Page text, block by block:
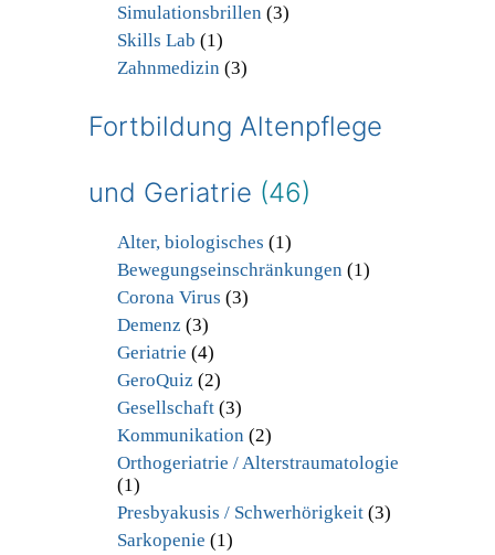
Simulationsbrillen (3)
Skills Lab (1)
Zahnmedizin (3)
Fortbildung Altenpflege
und Geriatrie (46)
Alter, biologisches (1)
Bewegungseinschränkungen (1)
Corona Virus (3)
Demenz (3)
Geriatrie (4)
GeroQuiz (2)
Gesellschaft(3)
Kommunikation (2)
Orthogeriatrie / Alterstraumatologie
(1)
Presbyakusis / Schwerhörigkeit(3)
Sarkopenie (1)